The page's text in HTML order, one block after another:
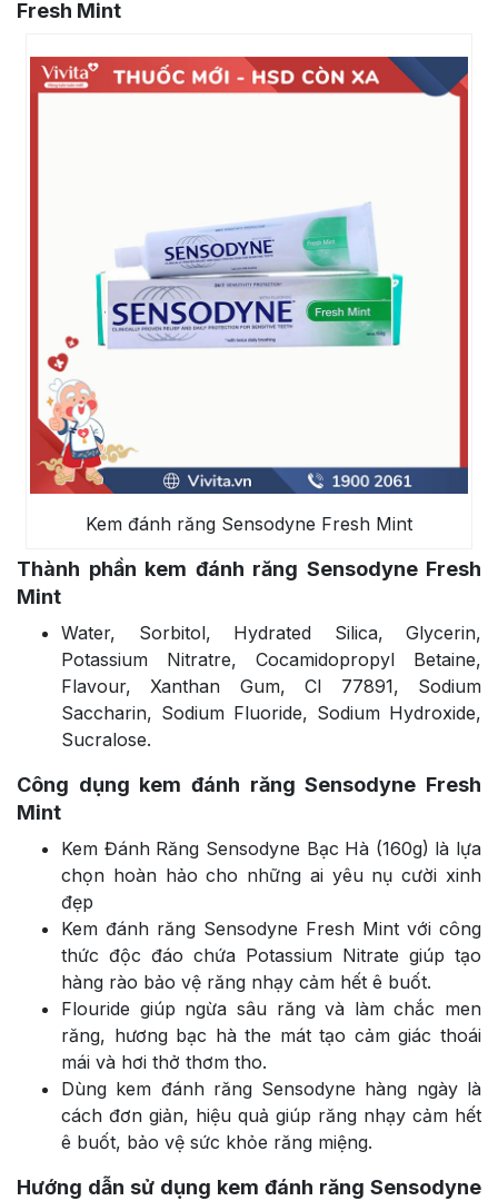
Fresh Mint
Kem đánh răng Sensodyne Fresh Mint
Thành phần kem đánh răng Sensodyne Fresh
Mint
Water, Sorbitol, Hydrated Silica, Glycerin,
Potassium Nitratre, Cocamidopropyl Betaine,
Flavour, Xanthan Gum, Cl 77891, Sodium
Saccharin, Sodium Fluoride, Sodium Hydroxide,
Sucralose.
Công dụng kem đánh răng Sensodyne Fresh
Mint
Kem Đánh Răng Sensodyne Bạc Hà (160g) là lựa
chọn hoàn hảo cho những ai yêu nụ cười xinh
đẹp
Kem đánh răng Sensodyne Fresh Mint với công
thức độc đáo chứa Potassium Nitrate giúp tạo
hàng rào bảo vệ răng nhạy cảm hết ê buốt.
Flouride giúp ngừa sâu răng và làm chắc men
răng, hương bạc hà the mát tạo cảm giác thoái
mái và hơi thở thơm tho.
Dùng kem đánh răng Sensodyne hàng ngày là
cách đơn giản, hiệu quả giúp răng nhạy cảm hết
ê buốt, bảo vệ sức khỏe răng miệng.
Hướng dẫn sử dụng kem đánh răng Sensodyne